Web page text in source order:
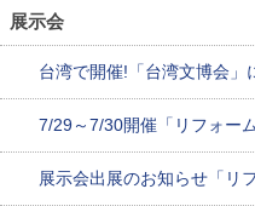
展示会
台湾で開催!「台湾文博会」
7/29～7/30開催「リフォー
展示会出展のお知らせ「リ